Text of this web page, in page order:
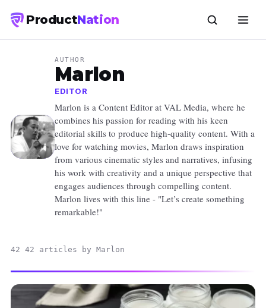
ProductNation
AUTHOR
Marlon
EDITOR
Marlon is a Content Editor at VAL Media, where he
combines his passion for reading with his keen
editorial skills to produce high-quality content. With a
love for watching movies, Marlon draws inspiration
from various cinematic styles and narratives, infusing
his work with creativity and a unique perspective that
engages audiences through compelling content.
Marlon lives with this line - "Let’s create something
remarkable!"
42 42 articles by Marlon